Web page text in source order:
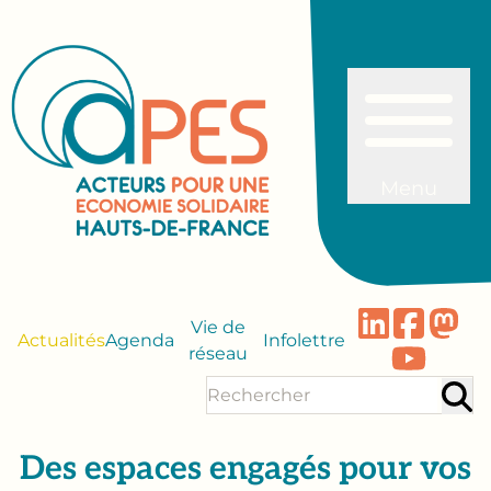
ActualitésAgenda
Vie de
réseau
Infolettre
Des espaces engagés pour vos